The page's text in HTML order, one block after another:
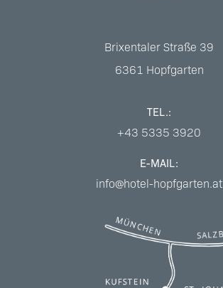
Brixentaler Straße 39
6361 Hopfgarten
TEL.:
+43 5335 3920
E-MAIL:
info@hotel-hopfgarten.at